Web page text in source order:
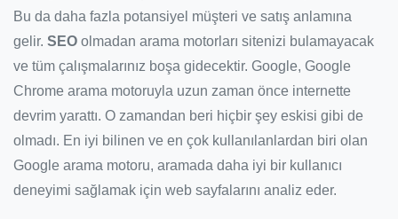
Bu da daha fazla potansiyel müşteri ve satış anlamına
gelir. SEO olmadan arama motorları sitenizi bulamayacak
ve tüm çalışmalarınız boşa gidecektir. Google, Google
Chrome arama motoruyla uzun zaman önce internette
devrim yarattı. O zamandan beri hiçbir şey eskisi gibi de
olmadı. En iyi bilinen ve en çok kullanılanlardan biri olan
Google arama motoru, aramada daha iyi bir kullanıcı
deneyimi sağlamak için web sayfalarını analiz eder.